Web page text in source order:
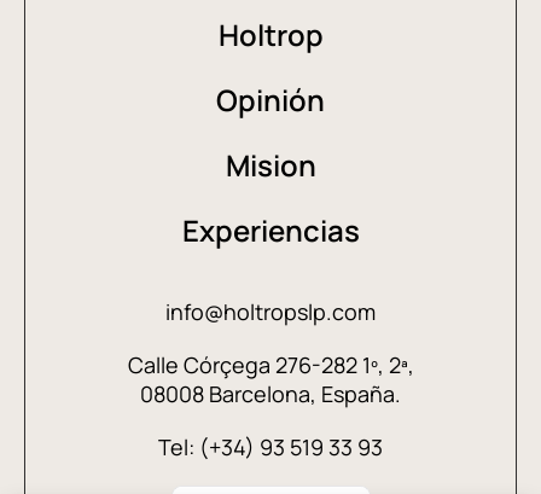
Holtrop
Opinión
Mision
Experiencias
info@holtropslp.com
Calle Córçega 276-282 1º, 2ª,
08008 Barcelona, España.
Tel: (+34) 93 519 33 93